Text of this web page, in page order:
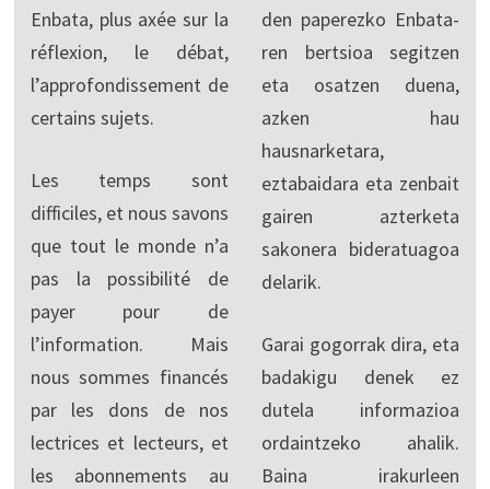
Enbata, plus axée sur la
réflexion, le débat,
l’approfondissement de
certains sujets.
Les temps sont
difficiles, et nous savons
que tout le monde n’a
pas la possibilité de
payer pour de
l’information. Mais
nous sommes financés
par les dons de nos
lectrices et lecteurs, et
les abonnements au
den paperezko Enbata-
ren bertsioa segitzen
eta osatzen duena,
azken hau
hausnarketara,
eztabaidara eta zenbait
gairen azterketa
sakonera bideratuagoa
delarik.
Garai gogorrak dira, eta
badakigu denek ez
dutela informazioa
ordaintzeko ahalik.
Baina irakurleen